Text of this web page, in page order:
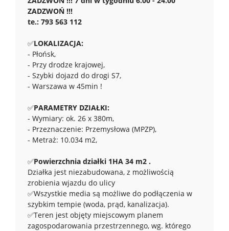
ZADZWOŃ !!!
te.: 793 563 112
✅LOKALIZACJA:
- Płońsk,
- Przy drodze krajowej,
- Szybki dojazd do drogi S7,
- Warszawa w 45min !
✅PARAMETRY DZIAŁKI:
- Wymiary: ok. 26 x 380m,
- Przeznaczenie: Przemysłowa (MPZP),
- Metraż: 10.034 m2,
✅Powierzchnia działki 1HA 34 m2 .
Działka jest niezabudowana, z możliwością
zrobienia wjazdu do ulicy
✅Wszystkie media są możliwe do podłączenia w
szybkim tempie (woda, prąd, kanalizacja).
✅Teren jest objęty miejscowym planem
zagospodarowania przestrzennego, wg. którego